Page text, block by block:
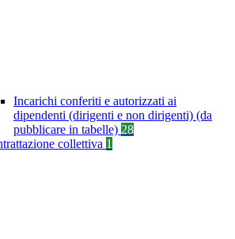
Incarichi conferiti e autorizzati ai
dipendenti (dirigenti e non dirigenti) (da
pubblicare in tabelle) 28
collettiva 1